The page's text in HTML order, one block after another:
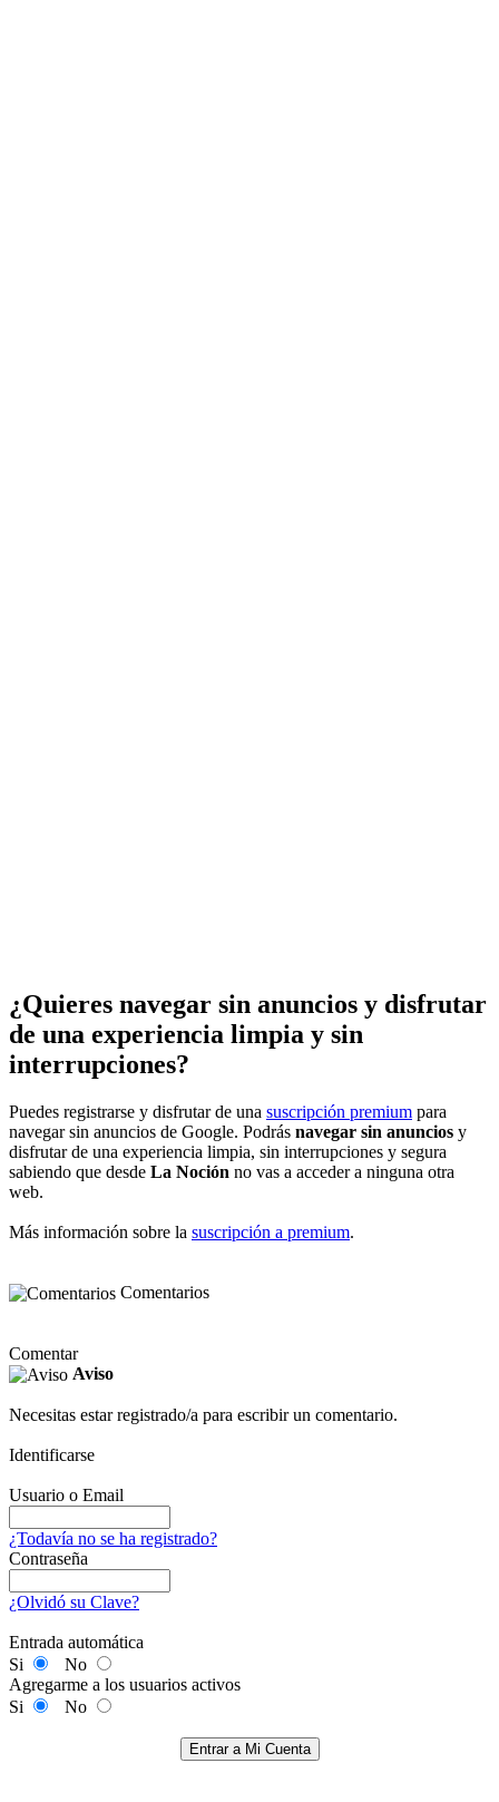
¿Quieres navegar sin anuncios y disfrutar
de una experiencia limpia y sin
interrupciones?
Puedes registrarse y disfrutar de una suscripción premium para
navegar sin anuncios de Google. Podrás navegar sin anuncios y
disfrutar de una experiencia limpia, sin interrupciones y segura
sabiendo que desde La Noción no vas a acceder a ninguna otra
web.
Más información sobre la suscripción a premium.
Comentarios
Comentar
Aviso
Necesitas estar registrado/a para escribir un comentario.
Identificarse
Usuario o Email
¿Todavía no se ha registrado?
Contraseña
¿Olvidó su Clave?
Entrada automática
Si
No
Agregarme a los usuarios activos
Si
No
Entrar a Mi Cuenta